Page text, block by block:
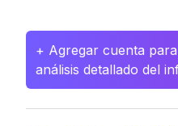
+ Agregar cuenta
análisis detallado del